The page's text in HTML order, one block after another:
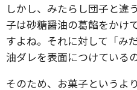
しかし、みたらし団子と違
子は砂糖醤油の葛餡をかけ
すよね。それに対して「み
油ダレを表面につけている
そのため、お菓子というよ